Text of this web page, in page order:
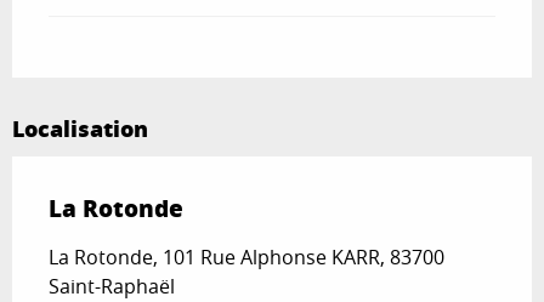
Localisation
La Rotonde
La Rotonde, 101 Rue Alphonse KARR, 83700
Saint-Raphaël